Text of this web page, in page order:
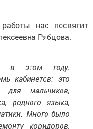
нас посвятит
Рябцова.
этом году.
кабинетов: это
для мальчиков,
родного языка,
Много было
коридоров,